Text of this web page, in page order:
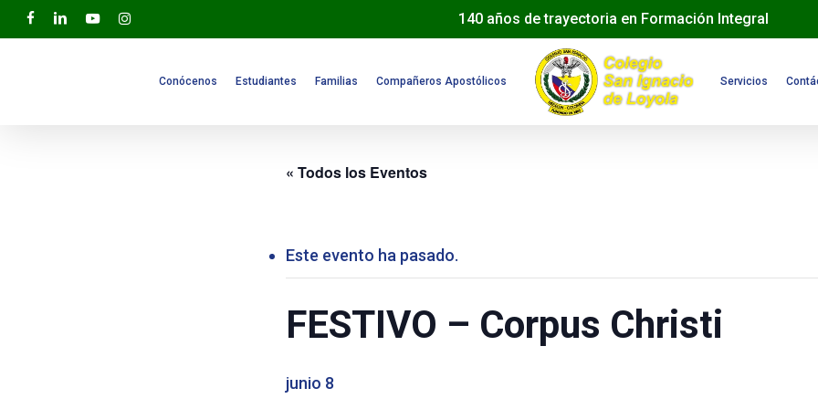
Skipfacebooklinkedinyoutubeinstagram 140 años de trayectoria en Formación Integral
Conócenos Estudiantes Familias Compañeros Apostólicos Servicios
« Todos los Eventos
Este evento ha pasado.
FESTIVO – Corpus Christi
junio 8